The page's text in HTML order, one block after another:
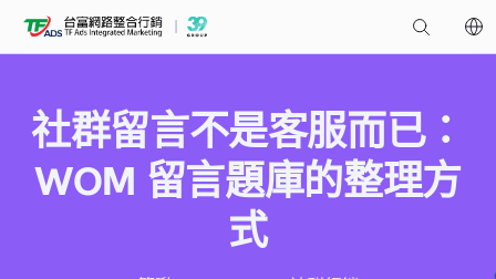
社群留言不是客服而已：
WOM 留言題庫的整理方
式